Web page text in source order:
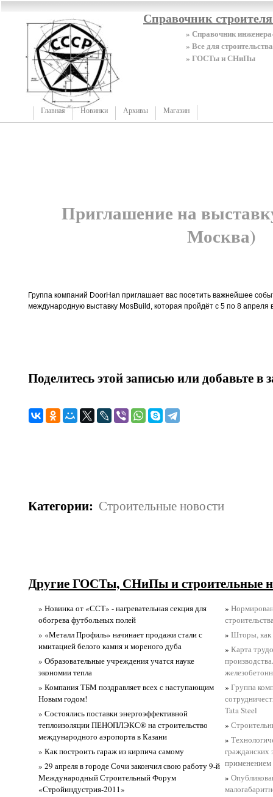
Справочник
» Справочник
» Все для строительства
» ГОСТы и СНиПы
Главная Новинки Архивы Магазин
Приглашение на
Москва)
Группа компаний DoorHan приглашает вас посетить важнейшее
международную выставку MosBuild, которая пройдёт с 5 по 8
Поделитесь этой записью или добавьте в
Категории: Строительные новости
Другие ГОСТы, СНиПы и строительные
» Новинка от «ССТ» - нагревательная секция для
обогрева футбольных полей
» «Металл Профиль» начинает продажи стали с
имитацией белого камня и мореного дуба
» Образовательные учреждения учатся науке
экономии тепла
» Компания ТБМ поздравляет всех с наступающим
Новым годом!
» Состоялись поставки энергоэффективной
теплоизоляции ПЕНОПЛЭКС® на строительство
международного аэропорта в Казани
» Как построить гараж из кирпича самому
» 29 апреля в городе Сочи закончил свою работу 9-й
Международный Строительный Форум
«Стройиндустрия-2011»
»
»Шторы, как
»Карта
»Группа
Tata Steel
»
»
гражданских
»